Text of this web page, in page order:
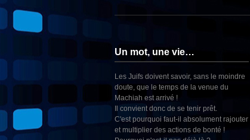
Un mot, une vie…
Les Juifs doivent savoir, sans le moindre
doute, que le temps de la venue du
Machiah est arrivé !
Il convient donc de se tenir prêt.
C'est pourquoi faut-il absolument rajouter
et multiplier des actions de bonté !